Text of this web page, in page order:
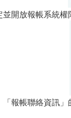
開放報帳系統權
報帳聯絡資訊